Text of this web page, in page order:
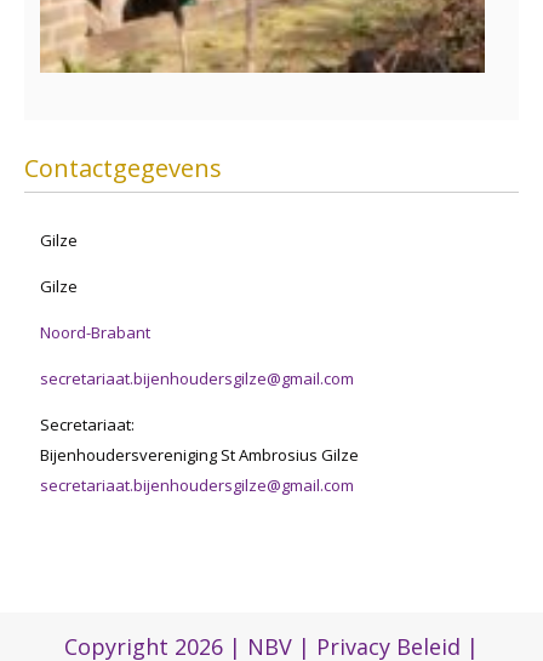
Contactgegevens
Gilze
Gilze
Noord-Brabant
secretariaat.bijenhoudersgilze@gmail.com
Secretariaat:
Bijenhoudersvereniging St Ambrosius Gilze
secretariaat.bijenhoudersgilze@gmail.com
Copyright 2026 | NBV | Privacy Beleid |